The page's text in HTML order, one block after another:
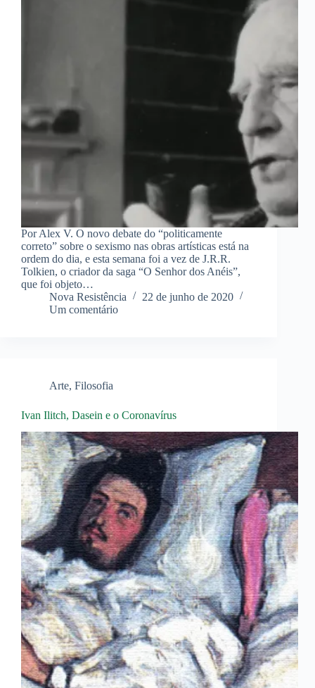
Por Alex V. O novo debate do “politicamente
correto” sobre o sexismo nas obras artísticas está na
ordem do dia, e esta semana foi a vez de J.R.R.
Tolkien, o criador da saga “O Senhor dos Anéis”,
que foi objeto…
Nova Resistência
22 de junho de 2020
Um comentário
Arte, Filosofia
Ivan Ilitch, Dasein e o Coronavírus